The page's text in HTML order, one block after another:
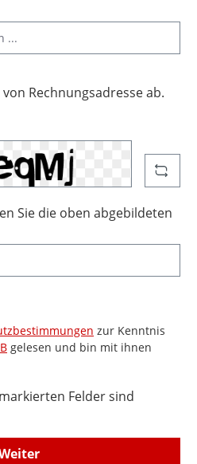
Rechnungsadresse ab.
Sie die oben abgebildeten
zur Kenntnis
gelesen und bin mit ihnen
Felder sind